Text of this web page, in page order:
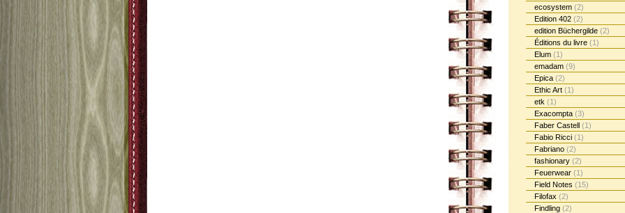
ecosystem (2)
Edition 402 (2)
edition Büchergilde (2)
Éditions du livre (1)
Elum (1)
emadam (9)
Epica (2)
Ethic Art (1)
etk (1)
Exacompta (3)
Faber Castell (1)
Fabio Ricci (1)
Fabriano (2)
fashionary (2)
Feuerwear (1)
Field Notes (15)
Filofax (2)
Findling (2)